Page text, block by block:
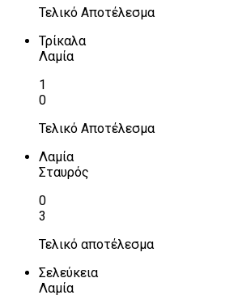
Τελικό Αποτέλεσμα
Τρίκαλα
Λαμία
1
0
Τελικό Αποτέλεσμα
Λαμία
Σταυρός
0
3
Τελικό αποτέλεσμα
Σελεύκεια
Λαμία